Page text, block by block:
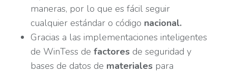
maneras, por lo que es fácil seguir
cualquier estándar o código nacional.
Gracias a las implementaciones inteligentes
de WinTess de factores de seguridad y
bases de datos de materiales para